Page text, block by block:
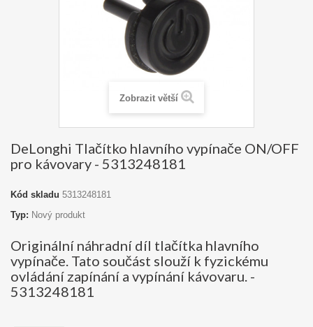
Zobrazit větší
DeLonghi Tlačítko hlavního vypínače ON/OFF
pro kávovary - 5313248181
Kód skladu 5313248181
Typ: Nový produkt
Originální náhradní díl tlačítka hlavního
vypínače. Tato součást slouží k fyzickému
ovládání zapínání a vypínání kávovaru. -
5313248181